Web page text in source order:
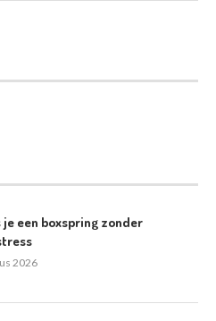
je een boxspring zonder
2026